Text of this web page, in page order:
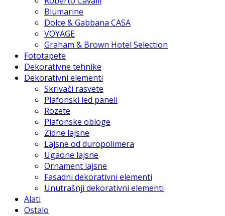
Blumarine
Dolce & Gabbana CASA
VOYAGE
Graham & Brown Hotel Selection
Fototapete
Dekorativne tehnike
Dekorativni elementi
Skrivači rasvete
Plafonski led paneli
Rozete
Plafonske obloge
Zidne lajsne
Lajsne od duropolimera
Ugaone lajsne
Ornament lajsne
Fasadni dekorativni elementi
Unutrašnji dekorativni elementi
Alati
Ostalo